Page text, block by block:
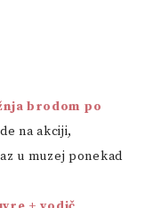
brodom po
na akciji,
u muzej ponekad